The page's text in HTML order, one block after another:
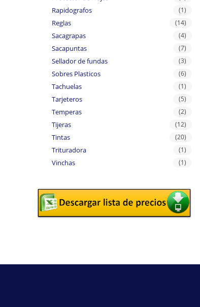
Rapidografos (1)
Reglas (14)
Sacagrapas (4)
Sacapuntas (7)
Sellador de fundas (3)
Sobres Plasticos (6)
Tachuelas (1)
Tarjeteros (5)
Temperas (2)
Tijeras (12)
Tintas (20)
Trituradora (1)
Vinchas (1)